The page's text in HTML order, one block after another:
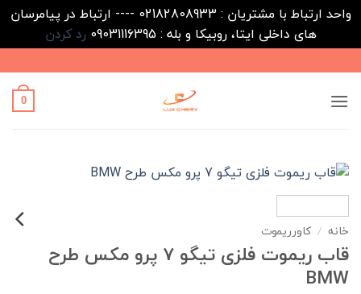
واحد ارتباط با مشتریان : 02182808933 ---- ارتباط در پیامرسان
های داخلی ایتا، روبیکا و بله : 09031116395
رد کردن
to
content
0
خانه / کاورریموت
قاب ریموت فلزی تیگو 7 پرو مکس طرح
BMW